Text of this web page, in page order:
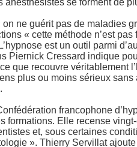
anesthésistes se forment de
ne guérit pas de maladies
« cette méthode n’est
est un outil parmi
Piernick Cressard indique
que recouvre véritablement
plus ou moins sérieux
francophone
formations. Elle recense
et, sous certaines
». Thierry Servillat